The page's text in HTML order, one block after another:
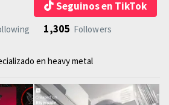
Seguinos en TikTok
1,305 Followers
en heavy metal